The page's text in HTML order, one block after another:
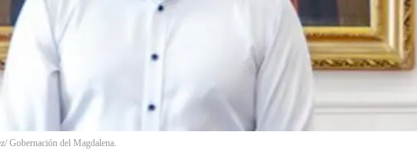
Gobernación del Magdalena.